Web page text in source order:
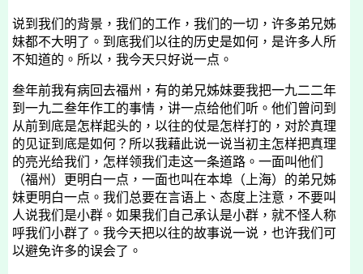
说到我们的背景，我们的工作，我们的一切，许多弟兄姊
妹都不大明了。到底我们以往的历史是如何，是许多人所
不知道的。所以，我今天只好说一点。
叁年前我有病回去福州，有的弟兄姊妹要我把一九二二年
到一九二叁年作工的事情，讲一点给他们听。他们曾问到
从前到底是怎样起头的，以往的仗是怎样打的，对於真理
的见证到底是如何？所以我藉此说一说当初主怎样把真理
的亮光给我们，怎样领我们走这一条道路。一面叫他们
（福州）更明白一点，一面也叫在本埠（上海）的弟兄姊
妹更明白一点。我们总要在言语上、态度上注意，不要叫
人说我们是小群。如果我们自己承认是小群，就不怪人称
呼我们小群了。我今天把以往的故事说一说，也许我们可
以避免许多的误会了。